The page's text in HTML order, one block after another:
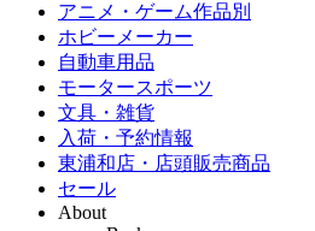
アニメ・ゲーム作品別
ホビーメーカー
自動車用品
モータースポーツ
文具・雑貨
入荷・予約情報
東浦和店・店頭販売商品
セール
About